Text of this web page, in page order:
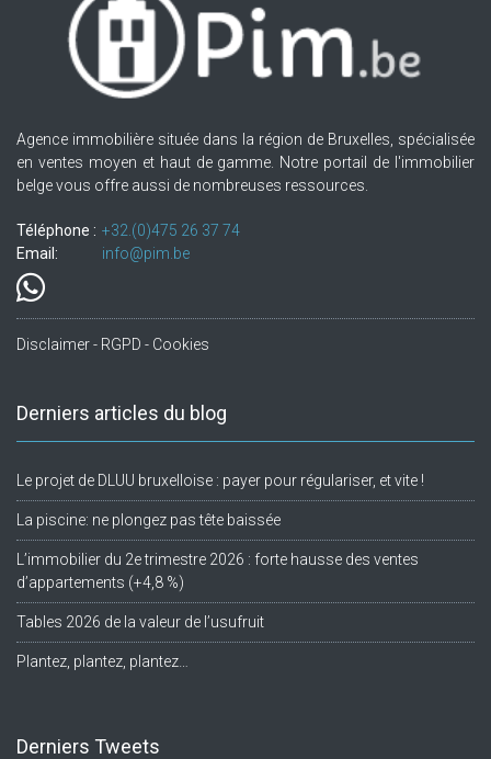
Agence immobilière située dans la région de Bruxelles, spécialisée
en ventes moyen et haut de gamme. Notre portail de l'immobilier
belge vous offre aussi de nombreuses ressources.
Téléphone : +32.(0)475 26 37 74
Email:
info@pim.be
Disclaimer - RGPD - Cookies
Derniers articles du blog
Le projet de DLUU bruxelloise : payer pour régulariser, et vite !
La piscine: ne plongez pas tête baissée
L’immobilier du 2e trimestre 2026 : forte hausse des ventes
d’appartements (+4,8 %)
Tables 2026 de la valeur de l’usufruit
Plantez, plantez, plantez…
Derniers Tweets